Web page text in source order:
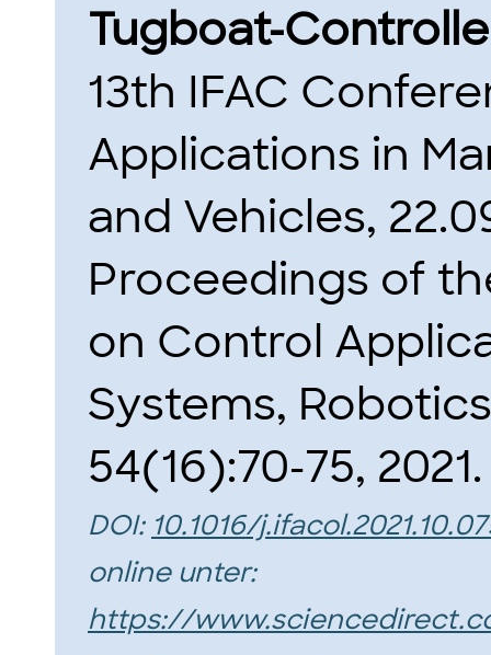
Tugboat-
13th IFAC
Applications in
and Vehicles,
Proceedings of
on Control
Systems,
54(16):70-75, 2021.
DOI: 10.1016/
online unter:
https://